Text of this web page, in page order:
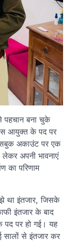
पहचान बना चुके
आयुक्त के पद पर
अकाउंट पर एक
अपनी भावनाएं
का परिणाम
था इंतजार, जिसके
इंतजार के बाद
पद पर हो गई। यह
सालों से इंतजार कर